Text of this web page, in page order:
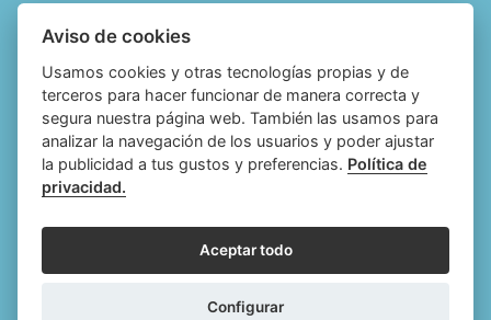
Política de cookies
Política de privacidad
Aviso legal
Configurar cookies
Aviso de cookies
Usamos cookies y otras tecnologías propias y de
terceros para hacer funcionar de manera correcta y
segura nuestra página web. También las usamos para
analizar la navegación de los usuarios y poder ajustar
la publicidad a tus gustos y preferencias. Política de
privacidad.
Aceptar todo
Configurar